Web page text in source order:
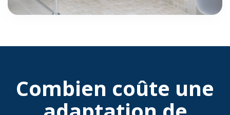
Combien coûte une